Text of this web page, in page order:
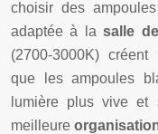
choisir des
adaptée à lasalle
(2700-3000K)
que les ampoules
lumière plus vive et
meilleure